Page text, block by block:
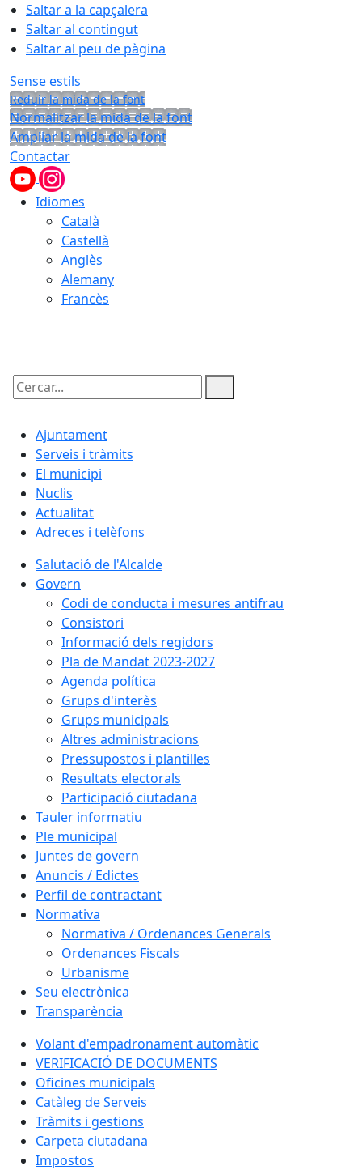
Saltar a la capçalera
Saltar al contingut
Saltar al peu de pàgina
Sense estils
Reduir la mida de la font
Normalitzar la mida de la font
Ampliar la mida de la font
Contactar
Idiomes
Català
Castellà
Anglès
Alemany
Francès
Cercar:
Ajuntament
Serveis i tràmits
El municipi
Nuclis
Actualitat
Adreces i telèfons
Salutació de l'Alcalde
Govern
Codi de conducta i mesures antifrau
Consistori
Informació dels regidors
Pla de Mandat 2023-2027
Agenda política
Grups d'interès
Grups municipals
Altres administracions
Pressupostos i plantilles
Resultats electorals
Participació ciutadana
Tauler informatiu
Ple municipal
Juntes de govern
Anuncis / Edictes
Perfil de contractant
Normativa
Normativa / Ordenances Generals
Ordenances Fiscals
Urbanisme
Seu electrònica
Transparència
Volant d'empadronament automàtic
VERIFICACIÓ DE DOCUMENTS
Oficines municipals
Catàleg de Serveis
Tràmits i gestions
Carpeta ciutadana
Impostos